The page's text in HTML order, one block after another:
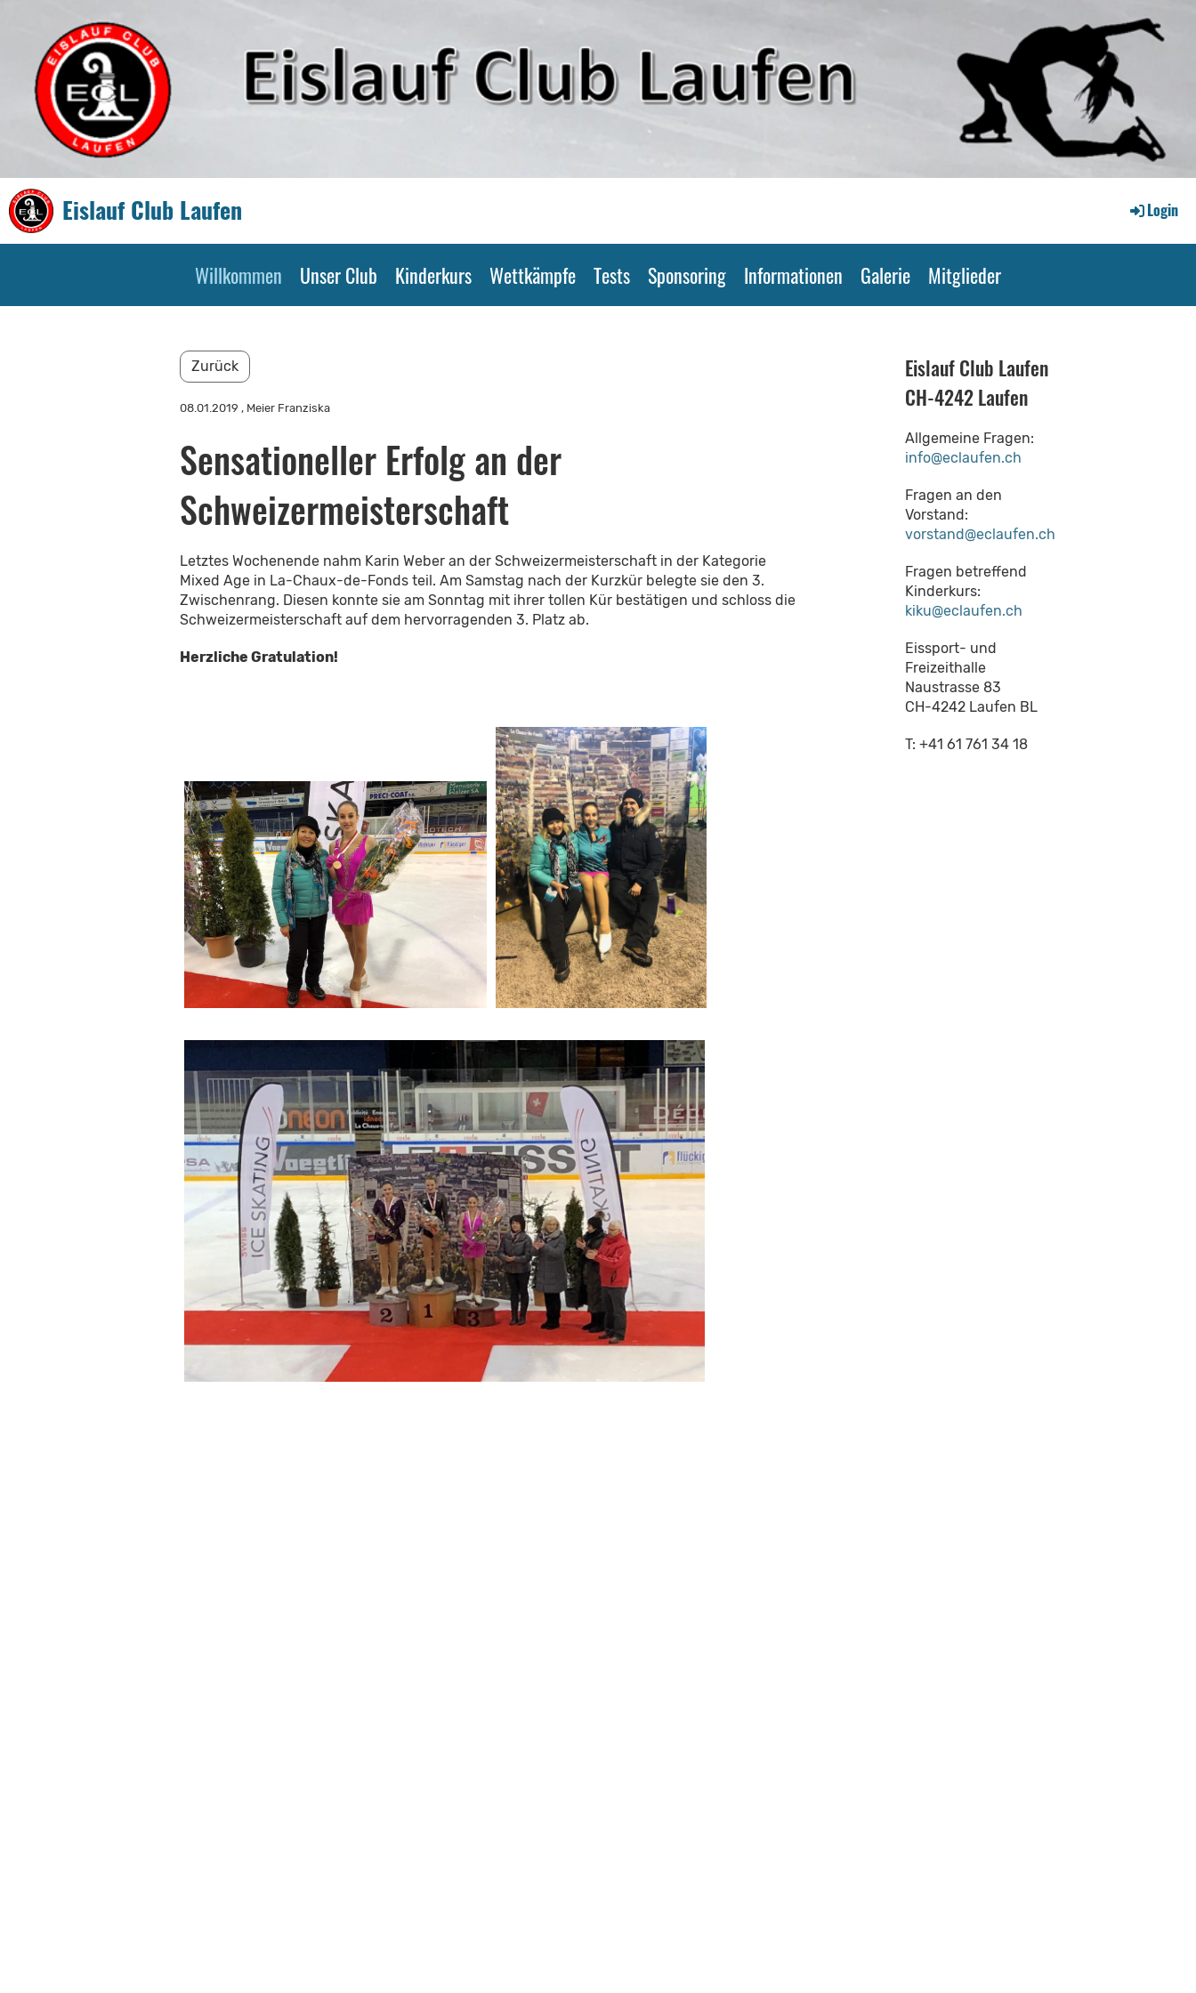
Eislauf Club Laufen Login
Willkommen Unser Club Kinderkurs Wettkämpfe Tests Sponsoring Informationen Galerie Mitglieder
Zurück
08.01.2019 , Meier Franziska
Sensationeller Erfolg an der
Schweizermeisterschaft
Letztes Wochenende nahm Karin Weber an der Schweizermeisterschaft in der Kategorie
Mixed Age in La-Chaux-de-Fonds teil. Am Samstag nach der Kurzkür belegte sie den 3.
Zwischenrang. Diesen konnte sie am Sonntag mit ihrer tollen Kür bestätigen und schloss die
Schweizermeisterschaft auf dem hervorragenden 3. Platz ab.
Herzliche Gratulation!
Eislauf Club Laufen
CH-4242 Laufen
Allgemeine Fragen:
info@eclaufen.ch
Fragen an den
Vorstand:
vorstand@eclaufen.ch
Fragen betreffend
Kinderkurs:
kiku@eclaufen.ch
Eissport- und
Freizeithalle
Naustrasse 83
CH-4242 Laufen BL
T: +41 61 761 34 18